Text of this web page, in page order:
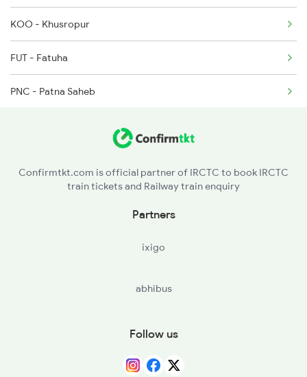
13349 Sgrl Pnbe Exp
14223 Budh Purnima Exp
18626 Hte Prnc Exp
KOO - Khusropur
FUT - Fatuha
PNC - Patna Saheb
PPN - Punpun
Confirmtkt.com is official partner of IRCTC to book IRCTC
train tickets and Railway train enquiry
Partners
ixigo
abhibus
Follow us